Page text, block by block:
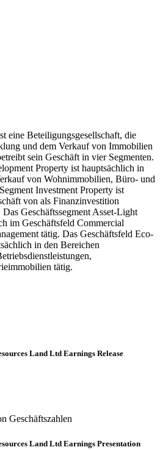
eine Beteiligungsgesellschaft, die
und dem Verkauf von Immobilien
sein Geschäft in vier Segmenten.
Property ist hauptsächlich in
von Wohnimmobilien, Büro- und
Investment Property ist
von als Finanzinvestition
Geschäftssegment Asset-Light
im Geschäftsfeld Commercial
tätig. Das Geschäftsfeld Eco-
in den Bereichen
tätig.
Land Ltd Earnings Release
Geschäftszahlen
Land Ltd Earnings Presentation